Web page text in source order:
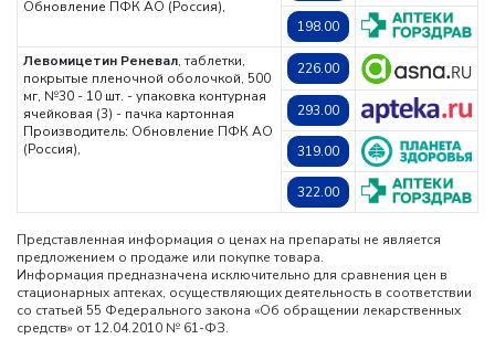
Обновление ПФК АО (Россия),
198.00
Левомицетин Реневал, таблетки,
покрытые пленочной оболочкой, 500
мг, №30 - 10 шт. - упаковка контурная
ячейковая (3) - пачка картонная
Производитель: Обновление ПФК АО
(Россия),
226.00
293.00
319.00
322.00
Представленная информация о ценах на препараты не является
предложением о продаже или покупке товара.
Информация предназначена исключительно для сравнения цен в
стационарных аптеках, осуществляющих деятельность в соответствии
со статьей 55 Федерального закона «Об обращении лекарственных
средств» от 12.04.2010 № 61-ФЗ.